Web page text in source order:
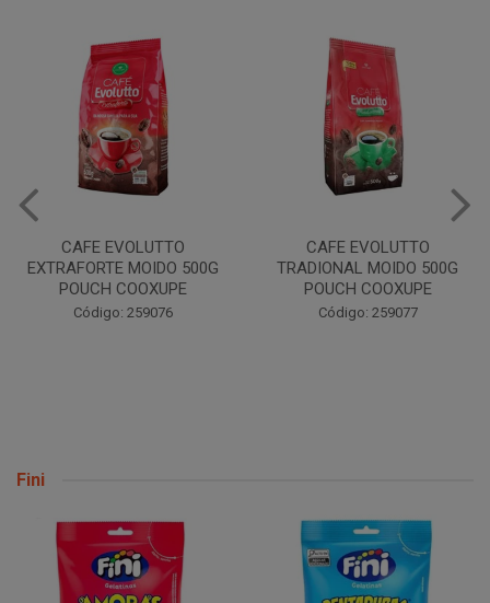
CAFE EVOLUTTO
EXTRAFORTE MOIDO 500G
POUCH COOXUPE
Código: 259076
CAFE EVOLUTTO
TRADIONAL MOIDO 500G
POUCH COOXUPE
Código: 259077
Fini